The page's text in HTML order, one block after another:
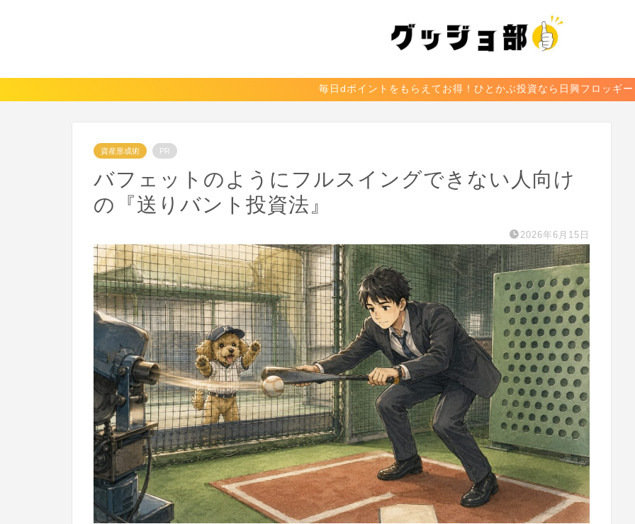
毎日dポイントをもらえてお得！ひとかぶ投資なら日興フロッギー
資産形成術 PR
バフェットのようにフルスイングできない人向け
の『送りバント投資法』
2026年6月15日